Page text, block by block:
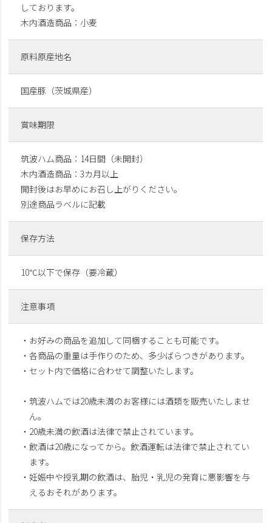
しております。
木内酒造商品：小麦
原料原産地名
国産豚（茨城県産）
賞味期限
筑波ハム商品：14日間（未開封）
木内酒造商品：3カ月以上
開封後はお早めにお召し上がりください。
別途商品ラベルに記載
保存方法
10℃以下で保存（要冷蔵）
注意事項
・お好みの商品を追加して同梱することも可能です。
・各商品の重量は手作りのため、多少ばらつきがあります。
・セット内で価格に合わせて調整いたします。
・筑波ハムでは20歳未満のお客様には酒類を販売いたしませ
ん。
・20歳未満の飲酒は法律で禁止されています。
・飲酒は20歳になってから。飲酒運転は法律で禁止されてい
ます。
・妊娠中や授乳期の飲酒は、胎児・乳児の発育に悪影響を与
えるおそれがあります。